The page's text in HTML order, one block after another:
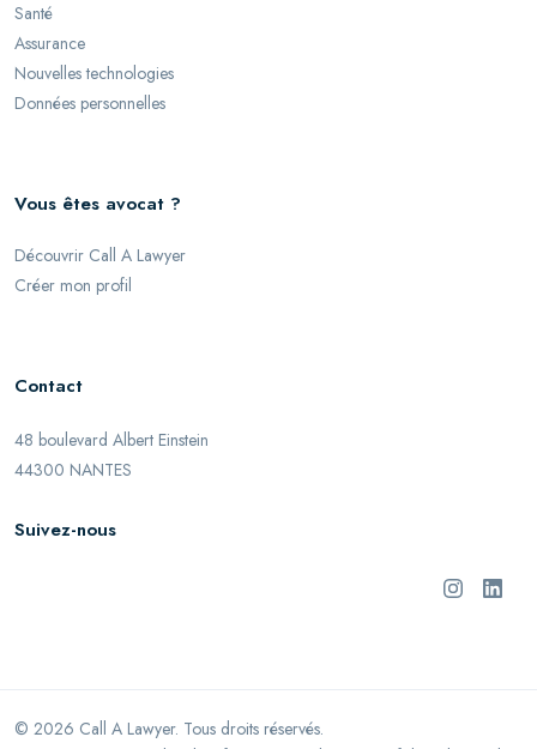
Santé
Assurance
Nouvelles technologies
Données personnelles
Vous êtes avocat ?
Découvrir Call A Lawyer
Créer mon profil
Contact
48 boulevard Albert Einstein
44300 NANTES
Suivez-nous
© 2026 Call A Lawyer. Tous droits réservés.